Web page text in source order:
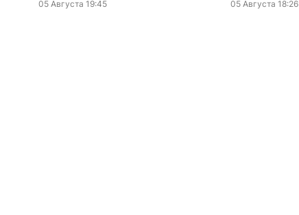
05 Августа 19:45 05 Августа 18:26